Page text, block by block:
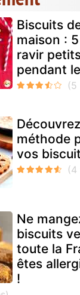
Biscuits
maison :
ravir
pendant
méthode
vos
Ne
biscuits
toute la
êtes
!